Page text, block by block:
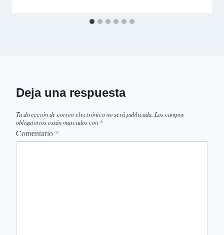
Deja una respuesta
Tu dirección de correo electrónico no será publicada. Los campos
obligatorios están marcados con *
Comentario *